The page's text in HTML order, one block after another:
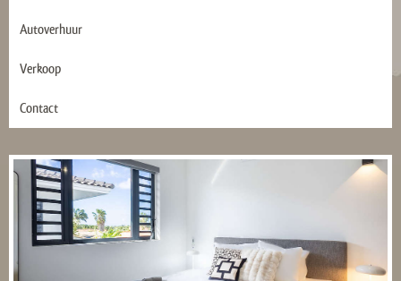
Autoverhuur
Verkoop
Contact